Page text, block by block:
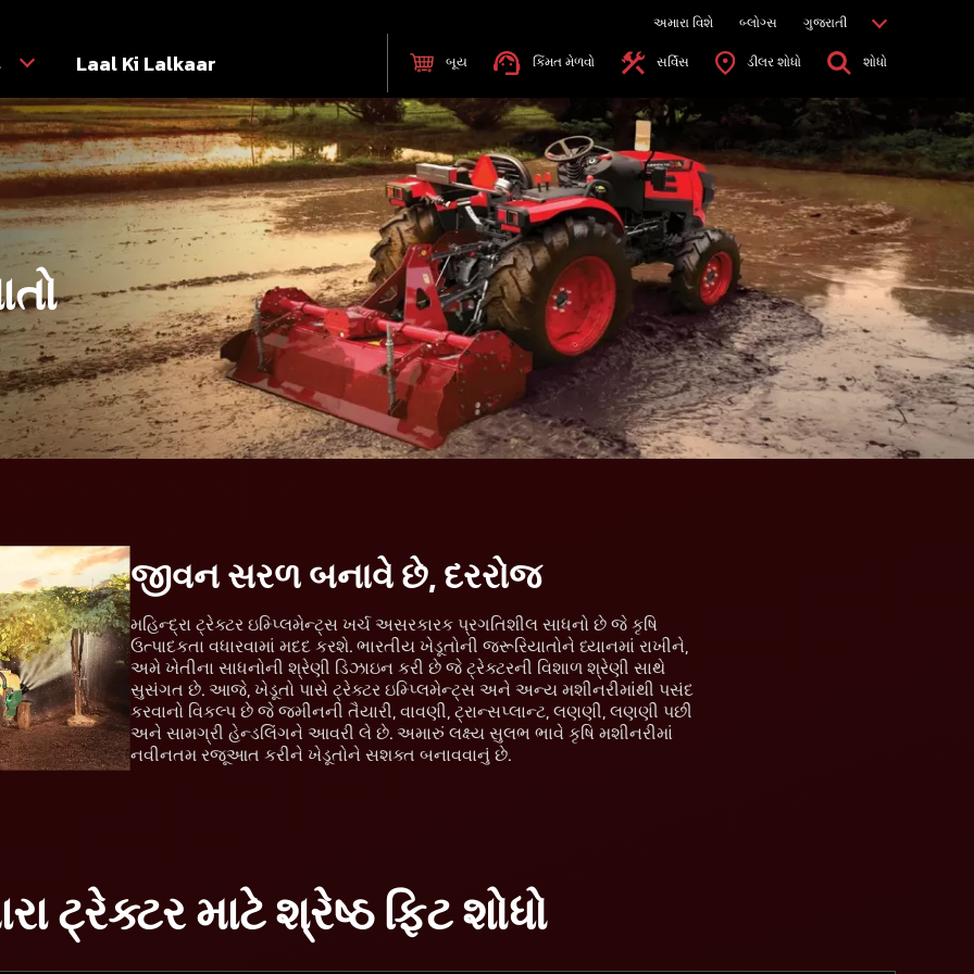
અમારા વિશે બ્લોગ્સ ગુજરાતી
Laal Ki Lalkaar બૂય કિંમત મેળવો સર્વિસ ડીલર શોધો શોધો
જીવન સરળ બનાવે છે, દરરોજ
મહિન્દ્રા ટ્રેક્ટર ઇમ્પ્લિમેન્ટ્સ ખર્ચ અસરકારક પ્રગતિશીલ સાધનો છે જે કૃષિ
ઉત્પાદકતા વધારવામાં મદદ કરશે. ભારતીય ખેડૂતોની જરૂરિયાતોને ધ્યાનમાં રાખીને,
અમે ખેતીના સાધનોની શ્રેણી ડિઝાઇન કરી છે જે ટ્રેક્ટરની વિશાળ શ્રેણી સાથે
સુસંગત છે. આજે, ખેડૂતો પાસે ટ્રેક્ટર ઇમ્પ્લિમેન્ટ્સ અને અન્ય મશીનરીમાંથી પસંદ
કરવાનો વિકલ્પ છે જે જમીનની તૈયારી, વાવણી, ટ્રાન્સપ્લાન્ટ, લણણી, લણણી પછી
અને સામગ્રી હેન્ડલિંગને આવરી લે છે. અમારું લક્ષ્ય સુલભ ભાવે કૃષિ મશીનરીમાં
નવીનતમ રજૂઆત કરીને ખેડૂતોને સશક્ત બનાવવાનું છે.
ટ્રેક્ટર માટે શ્રેષ્ઠ ફિટ શોધો